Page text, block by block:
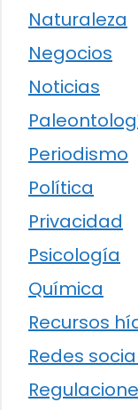
Naturaleza
Negocios
Noticias
Periodismo
Política
Privacidad
Psicología
Química
Recursos
Redes